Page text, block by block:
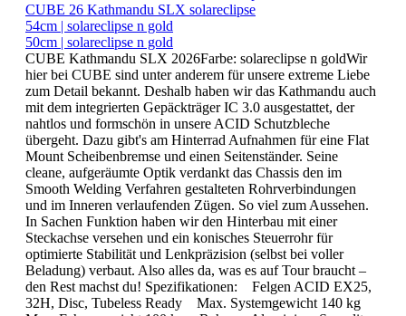
CUBE 26 Kathmandu SLX solareclipse
54cm | solareclipse n gold
50cm | solareclipse n gold
CUBE Kathmandu SLX 2026Farbe: solareclipse n goldWir
hier bei CUBE sind unter anderem für unsere extreme Liebe
zum Detail bekannt. Deshalb haben wir das Kathmandu auch
mit dem integrierten Gepäckträger IC 3.0 ausgestattet, der
nahtlos und formschön in unsere ACID Schutzbleche
übergeht. Dazu gibt's am Hinterrad Aufnahmen für eine Flat
Mount Scheibenbremse und einen Seitenständer. Seine
cleane, aufgeräumte Optik verdankt das Chassis den im
Smooth Welding Verfahren gestalteten Rohrverbindungen
und im Inneren verlaufenden Zügen. So viel zum Aussehen.
In Sachen Funktion haben wir den Hinterbau mit einer
Steckachse versehen und ein konisches Steuerrohr für
optimierte Stabilität und Lenkpräzision (selbst bei voller
Beladung) verbaut. Also alles da, was es auf Tour braucht –
den Rest machst du! Spezifikationen: Felgen ACID EX25,
32H, Disc, Tubeless Ready Max. Systemgewicht 140 kg